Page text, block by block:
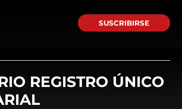
SUSCRIBIRSE
REGISTRO ÚNICO